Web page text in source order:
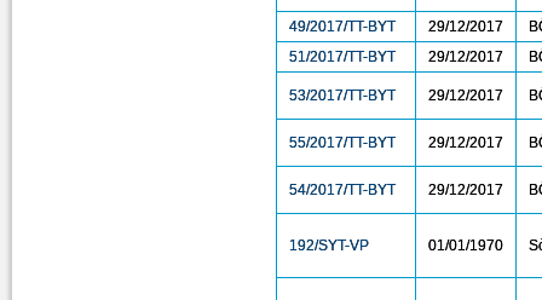
49/2017/TT-BYT 29/12/2017
51/2017/TT-BYT
29/12/2017
53/2017/TT-BYT 29/12/2017
55/2017/TT-BYT 29/12/2017
54/2017/TT-BYT 29/12/2017
192/SYT-VP 01/01/1970